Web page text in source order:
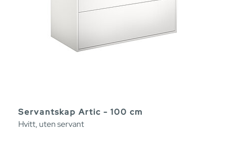
Servantskap Artic - 100 cm
Hvitt, uten servant